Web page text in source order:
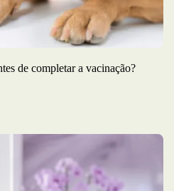
de completar a vacinação?